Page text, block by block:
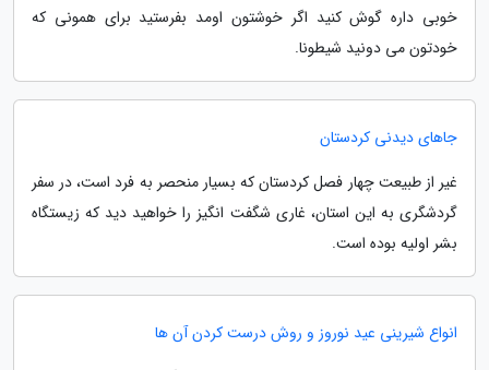
خوبی داره گوش کنید اگر خوشتون اومد بفرستید برای همونی که
خودتون می دونید شیطونا.
جاهای دیدنی کردستان
غیر از طبیعت چهار فصل کردستان که بسیار منحصر به فرد است، در سفر
گردشگری به این استان، غاری شگفت انگیز را خواهید دید که زیستگاه
بشر اولیه بوده است.
انواع شیرینی عید نوروز و روش درست کردن آن ها